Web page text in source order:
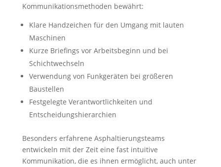
Kommunikationsmethoden bewährt:
Klare Handzeichen für den Umgang mit lauten
Maschinen
Kurze Briefings vor Arbeitsbeginn und bei
Schichtwechseln
Verwendung von Funkgeräten bei größeren
Baustellen
Festgelegte Verantwortlichkeiten und
Entscheidungshierarchien
Besonders erfahrene Asphaltierungsteams
entwickeln mit der Zeit eine fast intuitive
Kommunikation, die es ihnen ermöglicht, auch unter